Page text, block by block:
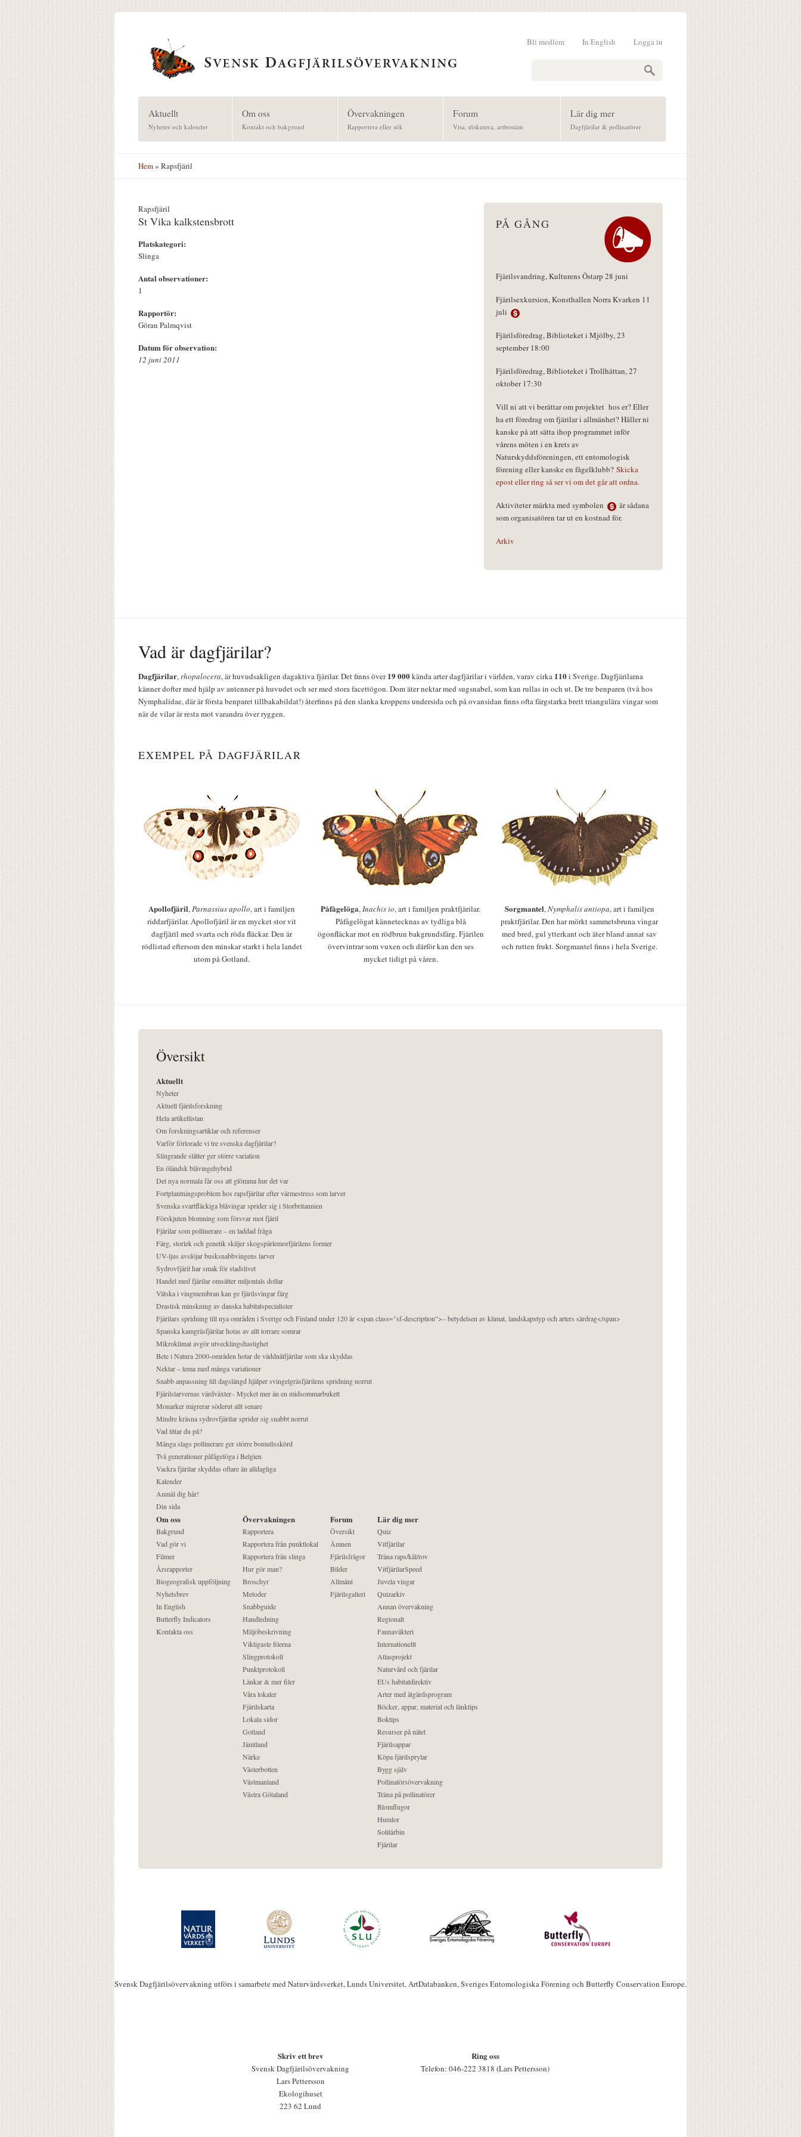
Logga in
In English
Bli medlem
Aktuellt
Nyheter och kalender
Om oss
Kontakt och bakgrund
Övervakningen
Rapportera eller sök
Forum
Visa, diskutera, artbestäm
Lär dig mer
Dagfjärilar & pollinatörer
Hem» Rapsfjäril
Rapsfjäril
St Vika kalkstensbrott
Platskategori:
Slinga
Antal observationer:
1
Rapportör:
Göran Palmqvist
Datum för observation:
12 juni 2011
PÅ GÅNG
Fjärilsvandring, Kulturens Östarp 28 juni
Fjärilsexkursion, Konsthallen Norra Kvarken 11
juli
Fjärilsföredrag, Biblioteket i Mjölby, 23
september 18:00
Fjärilsföredrag, Biblioteket i Trollhättan, 27
oktober 17:30
Vill ni att vi berättar om projektet hos er? Eller
ha ett föredrag om fjärilar i allmänhet? Håller ni
kanske på att sätta ihop programmet inför
vårens möten i en krets av
Naturskyddsföreningen, ett entomologisk
förening eller kanske en fågelklubb? Skicka
epost eller ring så ser vi om det går att ordna.
Aktiviteter märkta med symbolen
är sådana
som organisatören tar ut en kostnad för.
Arkiv
Vad är dagfjärilar?
Dagfjärilar,rhopalocera, är huvudsakligen dagaktiva fjärilar. Det finns över19 000kända arter dagfjärilar i världen, varav cirka 110i Sverige. Dagfjärilarna
känner dofter med hjälp av antenner på huvudet och ser med stora facettögon. Dom äter nektar med sugsnabel, som kan rullas in och ut. De tre benparen (två hos
Nymphalidae, där är första benparet tillbakabildat!) återfinns på den slanka kroppens undersida och på ovansidan finns ofta färgstarka brett triangulära vingar som
när de vilar är resta mot varandra över ryggen.
EXEMPEL PÅ DAGFJÄRILAR
Apollofjäril,Parnassius apollo, art i familjen
riddarfjärilar. Apollofjäril är en mycket stor vit
dagfjäril med svarta och röda fläckar. Den är
rödlistad eftersom den minskar starkt i hela landet
utom på Gotland.
Påfågelöga,Inachis io, art i familjen praktfjärilar.
Påfågelögat kännetecknas av tydliga blå
ögonfläckar mot en rödbrun bakgrundsfärg. Fjärilen
övervintrar som vuxen och därför kan den ses
mycket tidigt på våren.
Sorgmantel,Nymphalis antiopa, art i familjen
praktfjärilar. Den har mörkt sammetsbruna vingar
med bred, gul ytterkant och äter bland annat sav
och rutten frukt. Sorgmantel finns i hela Sverige.
Översikt
Aktuellt
Nyheter
Aktuell fjärilsforskning
Hela artikellistan
Om forskningsartiklar och referenser
Varför förlorade vi tre svenska dagfjärilar?
Slingrande slåtter ger större variation
En öländsk blåvingehybrid
Det nya normala får oss att glömma hur det var
Fortplantningsproblem hos rapsfjärilar efter värmestress som larver
Svenska svartfläckiga blåvingar sprider sig i Storbritannien
Förskjuten blomning som försvar mot fjäril
Fjärilar som pollinerare – en laddad fråga
Färg, storlek och genetik skiljer skogspärlemorfjärilens former
UV-ljus avslöjar busksnabbvingens larver
Sydrovfjäril har smak för stadslivet
Handel med fjärilar omsätter miljontals dollar
Vätska i vingmembran kan ge fjärilsvingar färg
Drastisk minskning av danska habitatspecialister
Fjärilars spridning till nya områden i Sverige och Finland under 120 år <span class="sf-description">– betydelsen av klimat, landskapstyp och arters särdrag</span>
Spanska kamgräsfjärilar hotas av allt torrare somrar
Mikroklimat avgör utvecklingshastighet
Bete i Natura 2000-områden hotar de väddnätfjärilar som ska skyddas
Nektar – tema med många variationer
Snabb anpassning till dagslängd hjälper svingelgräsfjärilens spridning norrut
Fjärilslarvernas värdväxter– Mycket mer än en midsommarbukett
Monarker migrerar söderut allt senare
Mindre kräsna sydrovfjärilar sprider sig snabbt norrut
Vad tittar du på?
Många slags pollinerare ger större bomullsskörd
Två generationer påfågelöga i Belgien
Vackra fjärilar skyddas oftare än alldagliga
Kalender
Anmäl dig här!
Din sida
Om oss
Bakgrund
Vad gör vi
Filmer
Årsrapporter
Biogeografisk uppföljning
Nyhetsbrev
In English
Butterfly Indicators
Kontakta oss
Övervakningen
Rapportera
Rapportera från punktlokal
Rapportera från slinga
Hur gör man?
Broschyr
Metoder
Snabbguide
Handledning
Miljöbeskrivning
Viktigaste filerna
Slingprotokoll
Punktprotokoll
Länkar & mer filer
Våra lokaler
Fjärilskarta
Lokala sidor
Gotland
Jämtland
Närke
Västerbotten
Västmanland
Västra Götaland
Forum
Översikt
Ämnen
Fjärilsfrågor
Bilder
Allmänt
Fjärilsgalleri
Lär dig mer
Quiz
Vitfjärilar
Träna raps/kål/rov
VitfjärilarSpeed
Juvela vingar
Quizarkiv
Annan övervakning
Regionalt
Faunaväkteri
Internationellt
Atlasprojekt
Naturvård och fjärilar
EUs habitatdirektiv
Arter med åtgärdsprogram
Böcker, appar, material och länktips
Boktips
Resurser på nätet
Fjärilsappar
Köpa fjärilsprylar
Bygg själv
Pollinatörsövervakning
Träna på pollinatörer
Blomflugor
Humlor
Solitärbin
Fjärilar
Svensk Dagfjärilsövervakning utförs i samarbete med Naturvårdsverket, Lunds Universitet, ArtDatabanken, Sveriges Entomologiska Förening och Butterfly Conservation Europe.
Skriv ett brev
Svensk Dagfjärilsövervakning
Lars Pettersson
Ekologihuset
223 62 Lund
Ring oss
Telefon: 046-222 3818 (Lars Pettersson)